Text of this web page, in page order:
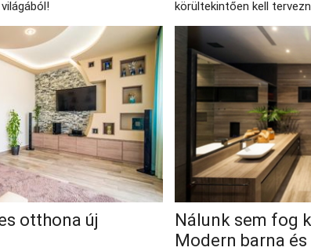
körültekintően kell
otthona új
Nálunk sem fog
Modern barna